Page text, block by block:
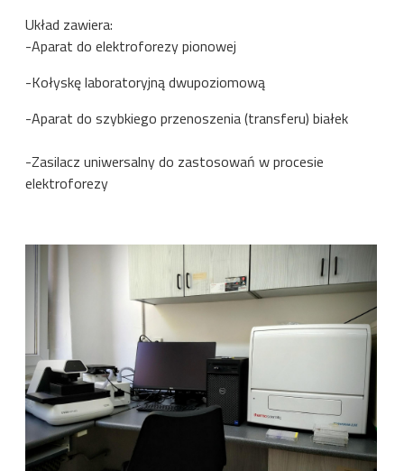
Układ zawiera:
-Aparat do elektroforezy pionowej
-Kołyskę laboratoryjną dwupoziomową
-Aparat do szybkiego przenoszenia (transferu) białek
-Zasilacz uniwersalny do zastosowań w procesie
elektroforezy